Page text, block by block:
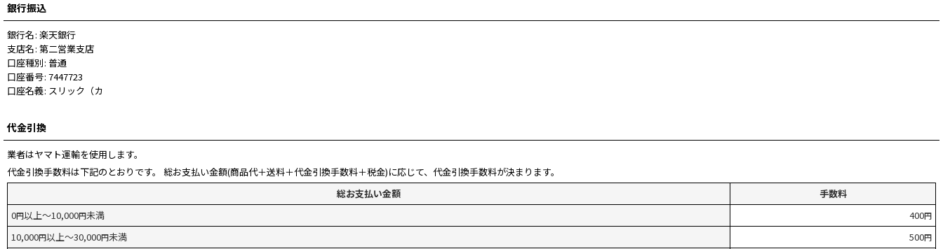
銀行振込
銀行名: 楽天銀行
支店名: 第二営業支店
口座種別: 普通
口座番号: 7447723
口座名義: スリック（カ
代金引換
業者はヤマト運輸を使用します。
代金引換手数料は下記のとおりです。 総お支払い金額(商品代＋送料＋代金引換手数料＋税金)に応じて、代金引換手数料が決まります。
総お支払い金額
手数料
0円以上～10,000円未満 400円
10,000円以上～30,000円未満 500円